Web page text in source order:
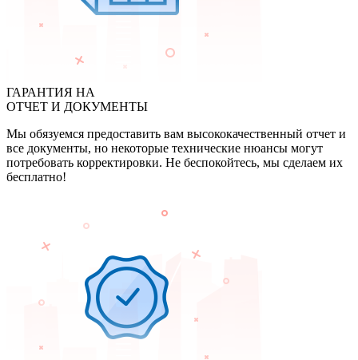
ГАРАНТИЯ НА
ОТЧЕТ И ДОКУМЕНТЫ
Мы обязуемся предоставить вам высококачественный отчет и
все документы, но некоторые технические нюансы могут
потребовать корректировки. Не беспокойтесь, мы сделаем их
бесплатно!